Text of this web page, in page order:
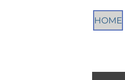
HOME